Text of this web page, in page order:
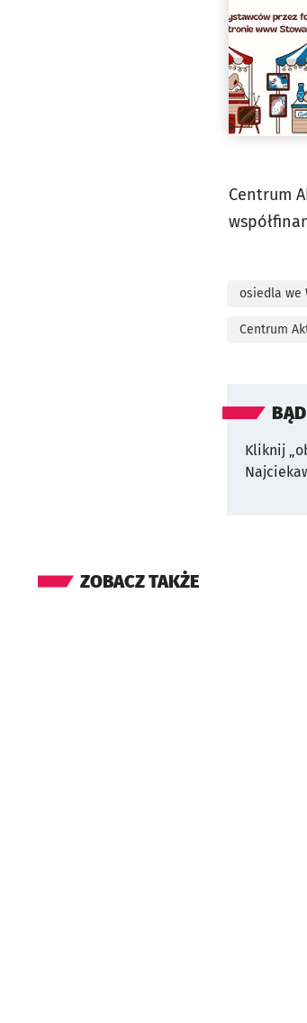
Centrum
osiedla we
Centrum
Kliknij
ZOBACZ TAKŻE